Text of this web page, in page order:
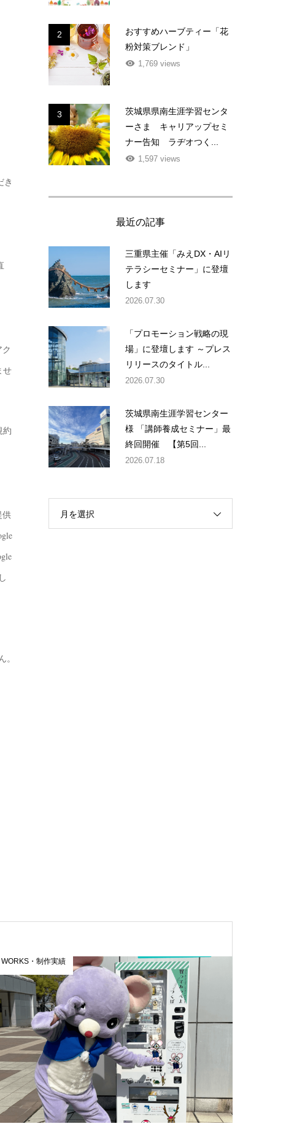
き
せ
約
供
2
おすすめハーブティー「花
粉対策ブレンド」
1,769 views
3
茨城県県南生涯学習センタ
ーさま キャリアップセミ
ナー告知 ラヂオつく...
1,597 views
最近の記事
三重県主催「みえDX・AIリ
テラシーセミナー」に登壇
します
2026.07.30
「プロモーション戦略の現
場」に登壇します ～プレス
リリースのタイトル...
2026.07.30
茨城県南生涯学習センター
様 「講師養成セミナー」最
終回開催 【第5回...
2026.07.18
月を選択
WORKS・制作実績